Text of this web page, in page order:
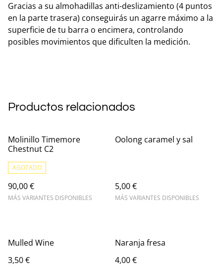
Gracias a su almohadillas anti-deslizamiento (4 puntos
en la parte trasera) conseguirás un agarre máximo a la
superficie de tu barra o encimera, controlando
posibles movimientos que dificulten la medición.
Productos relacionados
Molinillo Timemore
Chestnut C2
AGOTADO
90,00 €
MÁS VARIANTES DISPONIBLES
Oolong caramel y sal
5,00 €
MÁS VARIANTES DISPONIBLES
Mulled Wine
3,50 €
Naranja fresa
4,00 €